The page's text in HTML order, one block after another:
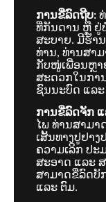
ການຂີ່ລົດຖີບ:
ທີ່ກັນດານ ຫຼື ຢູ່
ສະບາຍ. ມີຮ້າ
ທ່ານ, ທ່ານສາ
ກັບໜູ່ເພື່ອນຫຼາ
ສະດວກໃນກາ
ຊົນນະບົດ ແລ
ການຂີ່ລົດຈັກ
ໄພ ທ່ານສາມາ
ເສັ້ນທາງປູຢາ
ຄວາມເລິກ ປະ
ສະອາດ ແລະ
ສາມາດຂີ່ລົດບັ
ແລະ ຕົມ.